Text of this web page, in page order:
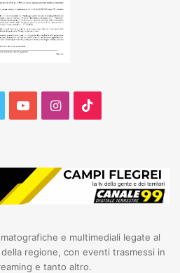
YouTubeInstagram
e multimediali legate al
regione, con eventi trasmessi in
e tanto altro.